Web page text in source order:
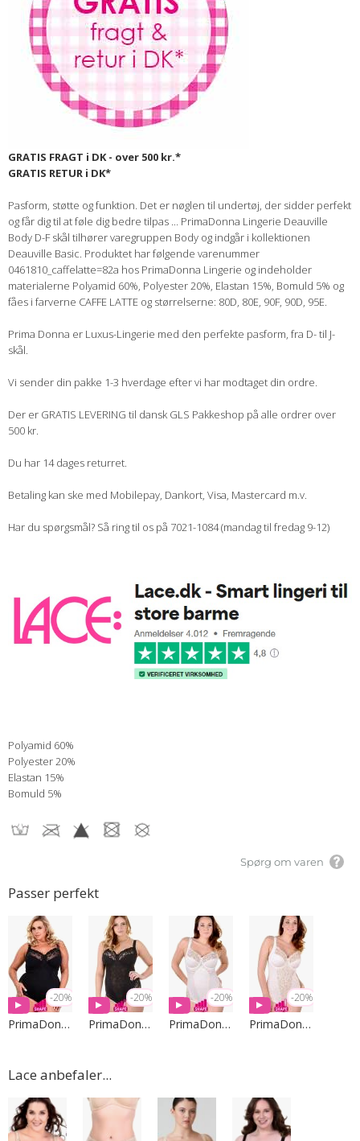
GRATIS FRAGT i DK - over 500 kr.*
GRATIS RETUR i DK*
Pasform, støtte og funktion. Det er nøglen til undertøj, der sidder perfekt
og får dig til at føle dig bedre tilpas ... PrimaDonna Lingerie Deauville
Body D-F skål tilhører varegruppen Body og indgår i kollektionen
Deauville Basic. Produktet har følgende varenummer
0461810_caffelatte=82a hos PrimaDonna Lingerie og indeholder
materialerne Polyamid 60%, Polyester 20%, Elastan 15%, Bomuld 5% og
fåes i farverne CAFFE LATTE og størrelserne: 80D, 80E, 90F, 90D, 95E.
Prima Donna er Luxus-Lingerie med den perfekte pasform, fra D- til J-
skål.
Vi sender din pakke 1-3 hverdage efter vi har modtaget din ordre.
Der er GRATIS LEVERING til dansk GLS Pakkeshop på alle ordrer over
500 kr.
Du har 14 dages returret.
Betaling kan ske med Mobilepay, Dankort, Visa, Mastercard m.v.
Har du spørgsmål? Så ring til os på 7021-1084 (mandag til fredag 9-12)
Polyamid 60%
Polyester 20%
Elastan 15%
Bomuld 5%
Spørg om varen
Passer perfekt
-20%
PrimaDonna Lingerie
-20%
PrimaDonna Lingerie
-20%
PrimaDonna Lingerie
-20%
PrimaDonna Lingerie
Lace anbefaler...